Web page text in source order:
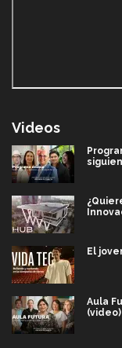
Videos
El
Aula
(video)